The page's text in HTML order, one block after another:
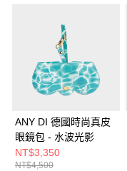
ANY DI 德國時尚真皮
眼鏡包 - 水波光影
NT$3,350
NT$4,500